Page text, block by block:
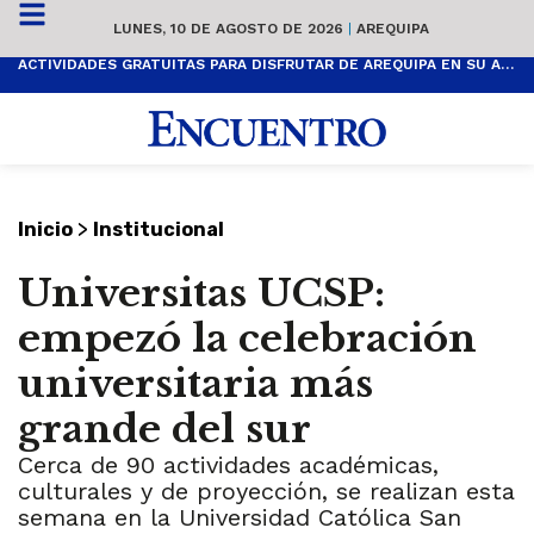
LUNES, 10 DE AGOSTO DE 2026 | AREQUIPA
ACTIVIDADES GRATUITAS PARA DISFRUTAR DE AREQUIPA EN SU ANIVERSARIO
Inicio > Institucional
Universitas UCSP:
empezó la celebración
universitaria más
grande del sur
Cerca de 90 actividades académicas,
culturales y de proyección, se realizan esta
semana en la Universidad Católica San